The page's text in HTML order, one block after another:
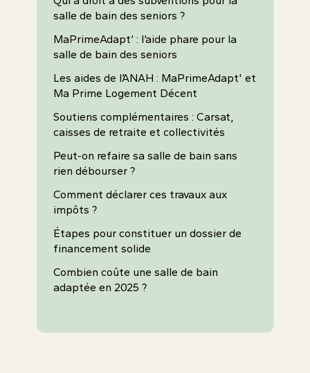
salle de bain des seniors ?
MaPrimeAdapt’ : l’aide phare pour la
salle de bain des seniors
Les aides de l’ANAH : MaPrimeAdapt' et
Ma Prime Logement Décent
Soutiens complémentaires : Carsat,
caisses de retraite et collectivités
Peut-on refaire sa salle de bain sans
rien débourser ?
Comment déclarer ces travaux aux
impôts ?
Étapes pour constituer un dossier de
financement solide
Combien coûte une salle de bain
adaptée en 2025 ?